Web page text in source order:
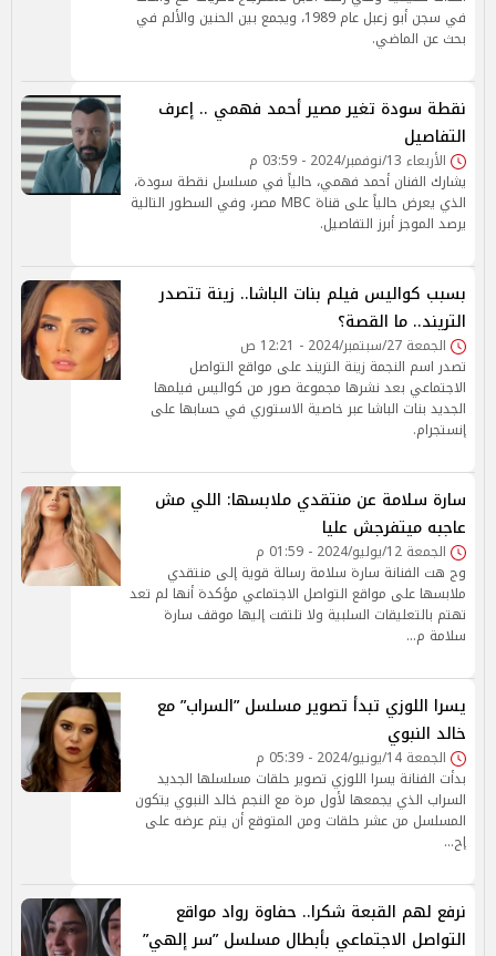
في سجن أبو زعبل عام 1989، ويجمع بين الحنين والألم في
بحث عن الماضي.
نقطة سودة تغير مصير أحمد فهمي .. إعرف
التفاصيل
الأربعاء 13/نوفمبر/2024 - 03:59 م
يشارك الفنان أحمد فهمي، حالياً في مسلسل نقطة سودة،
الذي يعرض حالياً على قناة MBC مصر، وفي السطور التالية
يرصد الموجز أبرز التفاصيل.
بسبب كواليس فيلم بنات الباشا.. زينة تتصدر
التريند.. ما القصة؟
الجمعة 27/سبتمبر/2024 - 12:21 ص
تصدر اسم النجمة زينة التريند على مواقع التواصل
الاجتماعي بعد نشرها مجموعة صور من كواليس فيلمها
الجديد بنات الباشا عبر خاصية الاستوري في حسابها على
إنستجرام.
سارة سلامة عن منتقدي ملابسها: اللي مش
عاجبه ميتفرجش عليا
الجمعة 12/يوليو/2024 - 01:59 م
وج هت الفنانة سارة سلامة رسالة قوية إلى منتقدي
ملابسها على مواقع التواصل الاجتماعي مؤكدة أنها لم تعد
تهتم بالتعليقات السلبية ولا تلتفت إليها موقف سارة
سلامة م…
يسرا اللوزي تبدأ تصوير مسلسل ”السراب” مع
خالد النبوي
الجمعة 14/يونيو/2024 - 05:39 م
بدأت الفنانة يسرا اللوزي تصوير حلقات مسلسلها الجديد
السراب الذي يجمعها لأول مرة مع النجم خالد النبوي يتكون
المسلسل من عشر حلقات ومن المتوقع أن يتم عرضه على
إح…
نرفع لهم القبعة شكرا.. حفاوة رواد مواقع
التواصل الاجتماعي بأبطال مسلسل ”سر إلهي”